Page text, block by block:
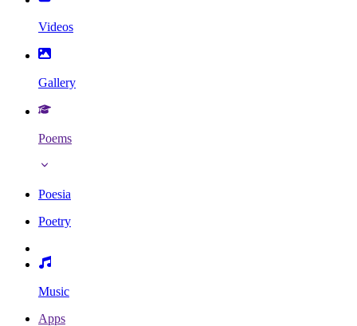
Videos
Gallery
Poems
Poesia
Poetry
Music
Apps